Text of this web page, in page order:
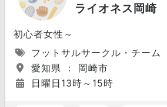
ライオネス岡崎
初心者女性～
フットサルサークル・チーム
愛知県 ： 岡崎市
日曜日13時～15時